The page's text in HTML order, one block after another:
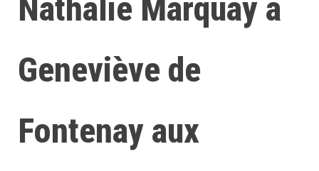
Nathalie Marquay à
Geneviève de
Fontenay aux